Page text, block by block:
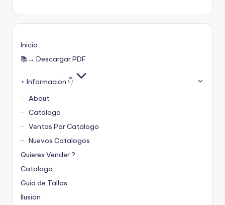
Inicio
📚→ Descargar PDF
+ Informacion 👇
About
Catalogo
Ventas Por Catalogo
Nuevos Catalogos
Quieres Vender ?
Catalogo
Guia de Tallas
Ilusion